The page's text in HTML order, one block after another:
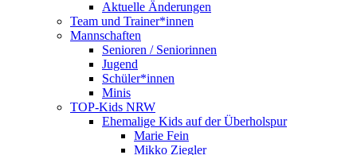
Aktuelle Änderungen
Team und Trainer*innen
Mannschaften
Senioren / Seniorinnen
Jugend
Schüler*innen
Minis
TOP-Kids NRW
Ehemalige Kids auf der Überholspur
Marie Fein
Mikko Ziegler